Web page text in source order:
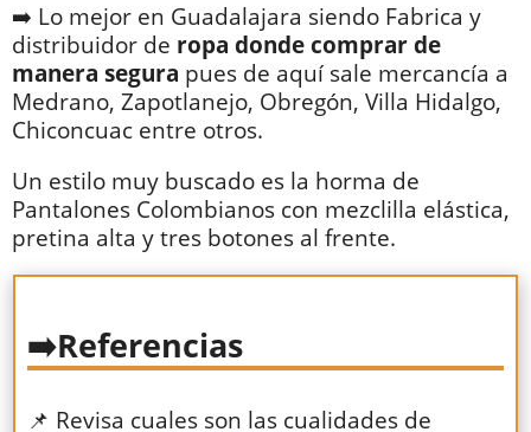
➡️ Lo mejor en Guadalajara siendo Fabrica y
distribuidor de ropa donde comprar de
manera segura pues de aquí sale mercancía a
Medrano, Zapotlanejo, Obregón, Villa Hidalgo,
Chiconcuac entre otros.
Un estilo muy buscado es la horma de
Pantalones Colombianos con mezclilla elástica,
pretina alta y tres botones al frente.
Referencias
📌 Revisa cuales son las cualidades de